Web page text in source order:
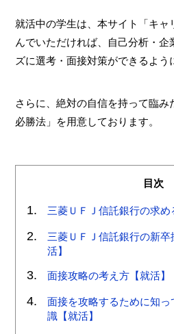
就活中の学生は、本サイト「キャ
んでいただければ、自己分析・企
ズに選考・面接対策ができるよう
さらに、絶対の自信を持って臨
必勝法」を用意しております。
目次
三菱ＵＦＪ信託銀行の求め
三菱ＵＦＪ信託銀行の新
活】
面接攻略の考え方【就活】
面接を攻略するために知
識【就活】